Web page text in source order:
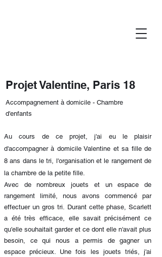
Projet Valentine, Paris 18
Accompagnement à domicile - Chambre
d'enfants
Au cours de ce projet, j'ai eu le plaisir
d'accompagner à domicile Valentine et sa fille de
8 ans dans le tri, l'organisation et le rangement de
la chambre de la petite fille.
Avec de nombreux jouets et un espace de
rangement limité, nous avons commencé par
effectuer un gros tri. Durant cette phase, Scarlett
a été très efficace, elle savait précisément ce
qu'elle souhaitait garder et ce dont elle n'avait plus
besoin, ce qui nous a permis de gagner un
espace précieux. Une fois les jouets triés, j'ai